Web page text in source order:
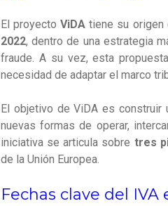
El proyectoViDA tiene su origen
2022, dentro de una estrategia
fraude. A su vez, esta
necesidad de adaptar el marco
El objetivo de ViDA es
nuevas formas de operar,
iniciativa se articula sobre tres
de la Unión Europea.
Fechas clave del IVA